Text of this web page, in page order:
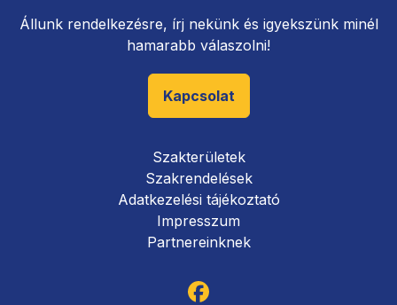
Állunk rendelkezésre, írj nekünk és igyekszünk minél
hamarabb válaszolni!
Kapcsolat
Szakterületek
Szakrendelések
Adatkezelési tájékoztató
Impresszum
Partnereinknek